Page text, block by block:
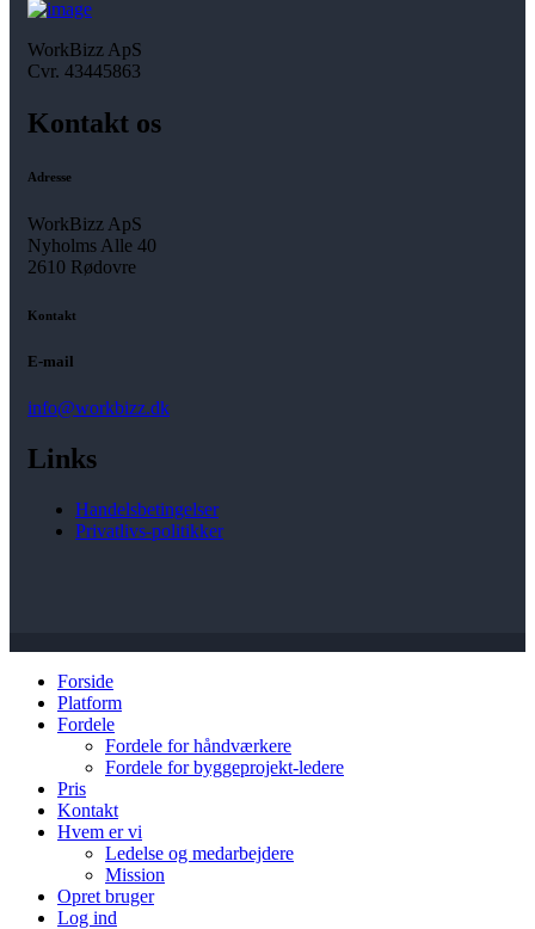
WorkBizz ApS
Cvr. 43445863
Kontakt os
Adresse
WorkBizz ApS
Nyholms Alle 40
2610 Rødovre
Kontakt
E-mail
info@workbizz.dk
Links
Handelsbetingelser
Privatlivs-politikker
Forside
Platform
Fordele
Fordele for håndværkere
Fordele for byggeprojekt-ledere
Pris
Kontakt
Hvem er vi
Ledelse og medarbejdere
Mission
Opret bruger
Log ind